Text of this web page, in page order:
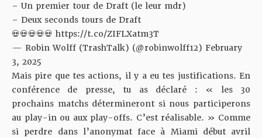
– Un premier tour de Draft (le leur mdr)
– Deux seconds tours de Draft
💀💀💀💀💀 https://t.co/ZIFLXatm3T
— Robin Wolff (TrashTalk) (@robinwolff12) February
3, 2025
Mais pire que tes actions, il y a eu tes justifications. En
conférence de presse, tu as déclaré : « les 30
prochains matchs détermineront si nous participerons
au play-in ou aux play-offs. C’est réalisable. » Comme
si perdre dans l’anonymat face à Miami début avril